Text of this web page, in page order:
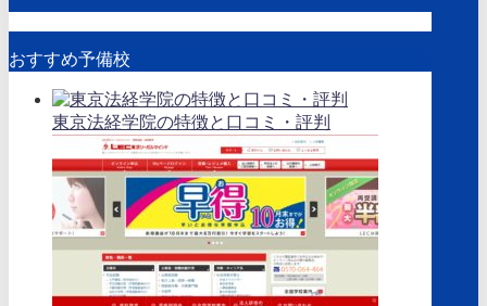
おすすめ予備校
東京法経学院の特徴と口コミ・評判